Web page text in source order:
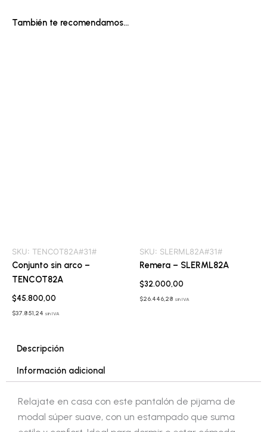
También te recomendamos…
SKU: TENCOT82A#31#
Conjunto sin arco –
TENCOT82A
$45.800,00
$37.851,24 sin IVA
SKU: SLERML82A#31#
Remera – SLERML82A
$32.000,00
$26.446,28 sin IVA
Descripción
Información adicional
Relajate en casa con este pantalón de pijama de
modal súper suave, con un estampado que suma